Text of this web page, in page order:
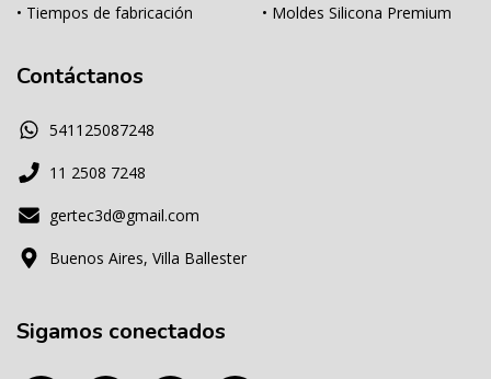
• Tiempos de fabricación • Moldes Silicona Premium
Contáctanos
541125087248
11 2508 7248
gertec3d@gmail.com
Buenos Aires, Villa Ballester
Sigamos conectados